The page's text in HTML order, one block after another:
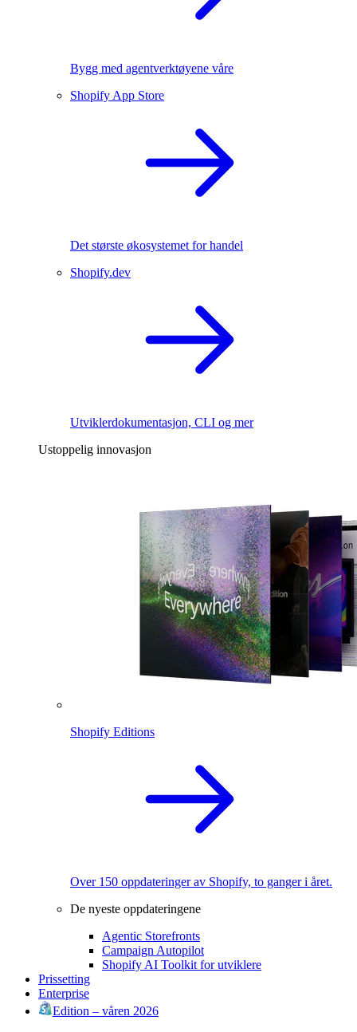
Bygg med agentverktøyene våre
Shopify App Store
Det største økosystemet for handel
Shopify.dev
Utviklerdokumentasjon, CLI og mer
Ustoppelig innovasjon
Shopify Editions
Over 150 oppdateringer av Shopify, to ganger i året.
De nyeste oppdateringene
Agentic Storefronts
Campaign Autopilot
Shopify AI Toolkit for utviklere
Prissetting
Enterprise
Edition – våren 2026